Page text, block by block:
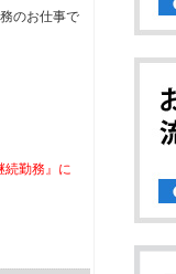
のお仕事で
勤務』に